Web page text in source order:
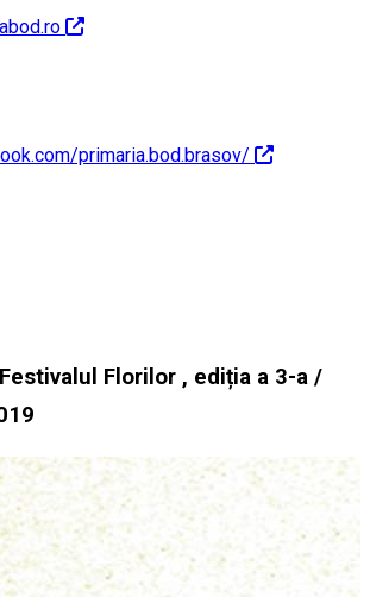
primaria.bod.brasov/
Festivalul Florilor , ediția a 3-a /